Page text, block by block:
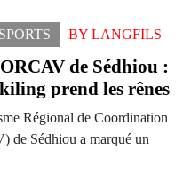
SPORTS BY LANGFILS
de Sédhiou :
prend les rênes
Régional de Coordination
de Sédhiou a marqué un